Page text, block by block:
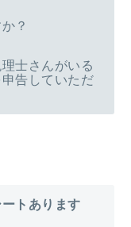
？
士さんがいる
告していただ
トあります